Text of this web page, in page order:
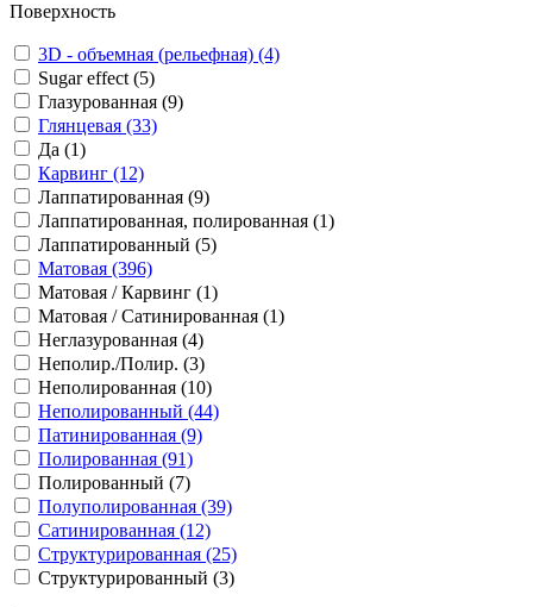
Поверхность
3D - объемная (рельефная) (4)
Sugar effect (5)
Глазурованная (9)
Глянцевая (33)
Да (1)
Карвинг (12)
Лаппатированная (9)
Лаппатированная, полированная (1)
Лаппатированный (5)
Матовая (396)
Матовая / Карвинг (1)
Матовая / Сатинированная (1)
Неглазурованная (4)
Неполир./Полир. (3)
Неполированная (10)
Неполированный (44)
Патинированная (9)
Полированная (91)
Полированный (7)
Полуполированная (39)
Сатинированная (12)
Структурированная (25)
Структурированный (3)